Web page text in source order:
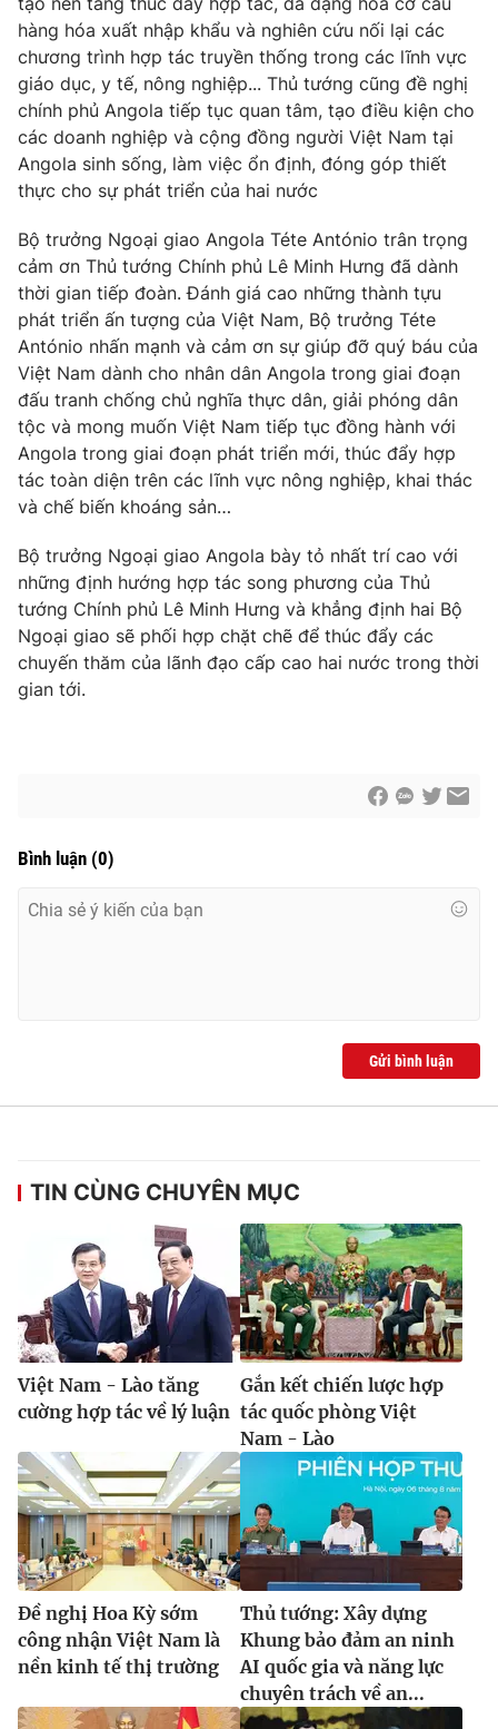
Cơ quan báo chí:Thời báo VTV
Giấy phép hoạt động báo in và báo điện tử số 483/GP-BTTTT
cấp ngày 29/12/2023
Tổng Biên tập:Vũ Thanh Thủy
Phó Tổng Biên tập:Nguyễn Thị Mỹ Hạnh, Phạm Quốc Thắng,
Nguyễn Trọng Ninh
Tổng đài VTV: 024.38 355 931 - 024.38 355 932
Ðiện thoại Thời báo VTV:
024.66 897 897
Email:toasoan@vtv.vn
Liên hệ quảng cáo:024-7300.7108
® Cấm sao chép dưới mọi hình thức nếu không có sự chấp
thuận bằng văn bản. Ghi rõ nguồn VTV.vn khi phát hành lại
thông tin từ website này.
hàng hóa xuất nhập khẩu và nghiên cứu nối lại các
chương trình hợp tác truyền thống trong các lĩnh vực
giáo dục, y tế, nông nghiệp... Thủ tướng cũng đề nghị
chính phủ Angola tiếp tục quan tâm, tạo điều kiện cho
các doanh nghiệp và cộng đồng người Việt Nam tại
Angola sinh sống, làm việc ổn định, đóng góp thiết
thực cho sự phát triển của hai nước
Bộ trưởng Ngoại giao Angola Téte António trân trọng
cảm ơn Thủ tướng Chính phủ Lê Minh Hưng đã dành
thời gian tiếp đoàn. Đánh giá cao những thành tựu
phát triển ấn tượng của Việt Nam, Bộ trưởng Téte
António nhấn mạnh và cảm ơn sự giúp đỡ quý báu của
Việt Nam dành cho nhân dân Angola trong giai đoạn
đấu tranh chống chủ nghĩa thực dân, giải phóng dân
tộc và mong muốn Việt Nam tiếp tục đồng hành với
Angola trong giai đoạn phát triển mới, thúc đẩy hợp
tác toàn diện trên các lĩnh vực nông nghiệp, khai thác
và chế biến khoáng sản…
Bộ trưởng Ngoại giao Angola bày tỏ nhất trí cao với
những định hướng hợp tác song phương của Thủ
tướng Chính phủ Lê Minh Hưng và khẳng định hai Bộ
Ngoại giao sẽ phối hợp chặt chẽ để thúc đẩy các
chuyến thăm của lãnh đạo cấp cao hai nước trong thời
gian tới.
Bình luận (0)
Gửi bình luận
TIN CÙNG CHUYÊN MỤC
Việt Nam - Lào tăng
cường hợp tác về lý luận
Gắn kết chiến lược hợp
tác quốc phòng Việt
Nam - Lào
Đề nghị Hoa Kỳ sớm
công nhận Việt Nam là
nền kinh tế thị trường
Thủ tướng: Xây dựng
Khung bảo đảm an ninh
AI quốc gia và năng lực
chuyên trách về an...